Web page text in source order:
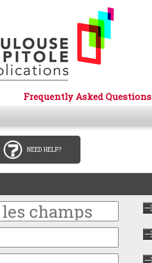
Frequently Asked Questions
NEED HELP?